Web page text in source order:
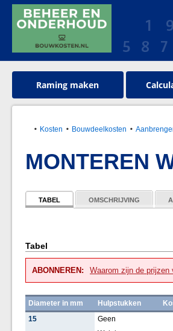
Raming maken
Kosten Bouwdeelkosten
MONTEREN
TABEL OMSCHRIJVING
Tabel
ABONNEREN: Waarom zijn de prijzen
Diameter in mm Hulpstukken
15
Geen